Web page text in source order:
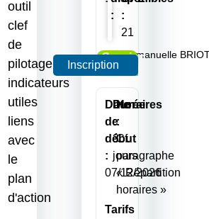
outil
clef
de
pilotage
indicateurs
utiles
liens
avec
le
plan
d'action
:
:
21
Emmanuelle
Session
garantie
Inscription
Date
de
début
:
07/12/2026
Durée
:
3
jours
Horaires
:
Cf.
paragraphe
« Répartition
horaires »
Tarifs